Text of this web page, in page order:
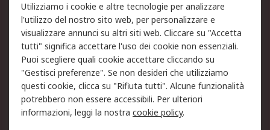
Informativa Cookie
Informativa Privacy -
Aggiornata
Email Security
Termini d'uso
Condizioni di vendita
Condizioni generali di
servizio
Etica e responsabilità
Chi Siamo
Utilizziamo i cookie e altre tecnologie per analizzare
l'utilizzo del nostro sito web, per personalizzare e
visualizzare annunci su altri siti web. Cliccare su "Accetta
tutti" significa accettare l'uso dei cookie non essenziali.
Puoi scegliere quali cookie accettare cliccando su
"Gestisci preferenze". Se non desideri che utilizziamo
questi cookie, clicca su "Rifiuta tutti". Alcune funzionalità
potrebbero non essere accessibili. Per ulteriori
informazioni, leggi la nostra cookie policy.